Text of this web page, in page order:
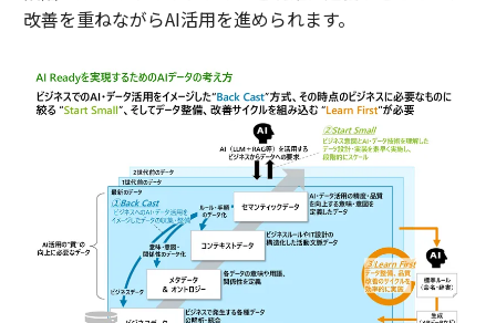
改善を重ねながらAI活用を進められます。